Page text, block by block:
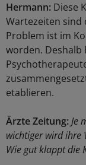
Hermann: Diese
Wartezeiten sind
Problem ist im
worden. Deshalb
etablieren.
Ärzte Zeitung:Je
wichtiger wird ihre
Wie gut klappt die